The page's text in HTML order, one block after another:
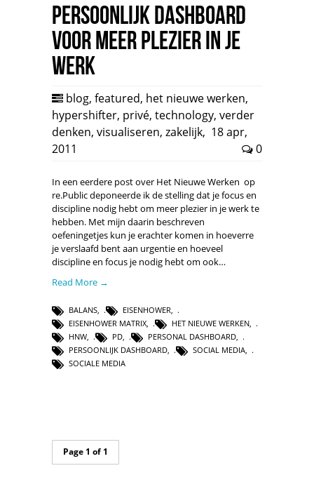
Persoonlijk dashboard
voor meer plezier in je
werk
blog, featured, het nieuwe werken,
hypershifter, privé, technology, verder
denken, visualiseren, zakelijk, 18 apr,
2011
0
In een eerdere post over Het Nieuwe Werken op
re.Public deponeerde ik de stelling dat je focus en
discipline nodig hebt om meer plezier in je werk te
hebben. Met mijn daarin beschreven
oefeningetjes kun je erachter komen in hoeverre
je verslaafd bent aan urgentie en hoeveel
discipline en focus je nodig hebt om ook…
Read More →
BALANS EISENHOWER
EISENHOWER MATRIX
HET NIEUWE WERKEN
HNW
PD PERSONAL DASHBOARD
PERSOONLIJK DASHBOARD, SOCIAL MEDIA,
SOCIALE MEDIA
Page 1 of 1